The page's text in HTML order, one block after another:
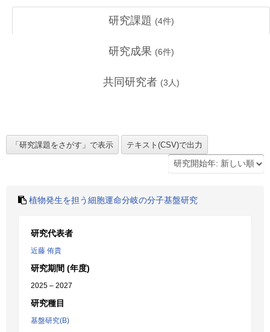
研究課題 (4件)
研究成果 (6件)
共同研究者 (3 人)
植物発生を担う細胞運命分岐の分子基盤研究
研究代表者
近藤 侑貴
研究期間 (年度)
2025 – 2027
研究種目
基盤研究(B)